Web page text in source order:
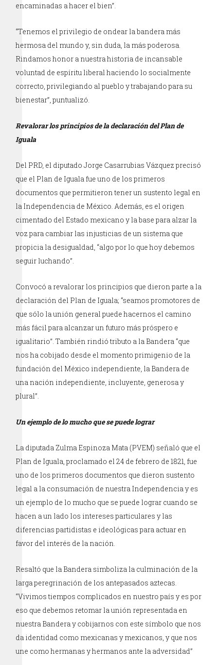
encaminadas a hacer el bien”.
“Tenemos el privilegio de ondear la bandera más
hermosa del mundo y, sin duda, la más poderosa.
Rindamos honor a nuestra historia de incansable
voluntad de espíritu liberal haciendo lo socialmente
correcto, privilegiando al pueblo y trabajando para su
bienestar”, puntualizó.
Revalorar los principios de la declaración del Plan de
Iguala
Del PRD, el diputado Jorge Casarrubias Vázquez precisó
que el Plan de Iguala fue uno de los primeros
documentos que permitieron tener un sustento legal en
la Independencia de México. Además, es el origen
cimentado del Estado mexicano y la base para alzar la
voz para cambiar las injusticias de un sistema que
propicia la desigualdad, “algo por lo que hoy debemos
seguir luchando”.
Convocó a revalorar los principios que dieron parte a la
declaración del Plan de Iguala; “seamos promotores de
que sólo la unión general puede hacernos el camino
más fácil para alcanzar un futuro más próspero e
igualitario”. También rindió tributo a la Bandera “que
nos ha cobijado desde el momento primigenio de la
fundación del México independiente, la Bandera de
una nación independiente, incluyente, generosa y
plural”.
Un ejemplo de lo mucho que se puede lograr
La diputada Zulma Espinoza Mata (PVEM) señaló que el
Plan de Iguala, proclamado el 24 de febrero de 1821, fue
uno de los primeros documentos que dieron sustento
legal a la consumación de nuestra Independencia y es
un ejemplo de lo mucho que se puede lograr cuando se
hacen a un lado los intereses particulares y las
diferencias partidistas e ideológicas para actuar en
favor del interés de la nación.
Resaltó que la Bandera simboliza la culminación de la
larga peregrinación de los antepasados aztecas.
“Vivimos tiempos complicados en nuestro país y es por
eso que debemos retomar la unión representada en
nuestra Bandera y cobijarnos con este símbolo que nos
da identidad como mexicanas y mexicanos, y que nos
une como hermanas y hermanos ante la adversidad”